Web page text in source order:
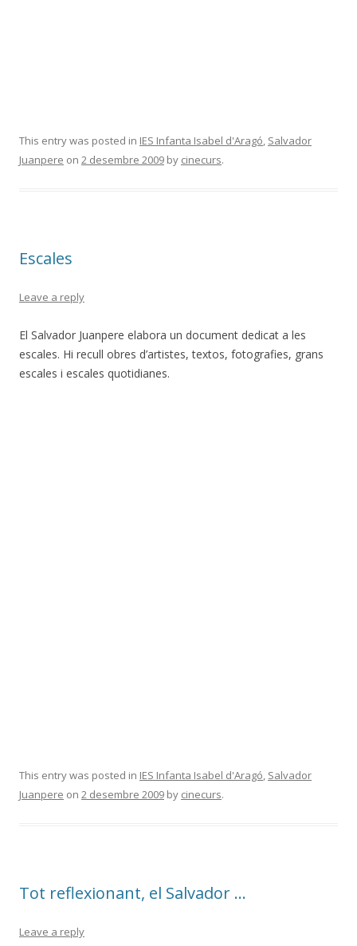
This entry was posted in IES Infanta Isabel d'Aragó, Salvador
Juanpere on 2 desembre 2009 by cinecurs.
Escales
Leave a reply
El Salvador Juanpere elabora un document dedicat a les
escales. Hi recull obres d’artistes, textos, fotografies, grans
escales i escales quotidianes.
This entry was posted in IES Infanta Isabel d'Aragó, Salvador
Juanpere on 2 desembre 2009 by cinecurs.
Tot reflexionant, el Salvador …
Leave a reply